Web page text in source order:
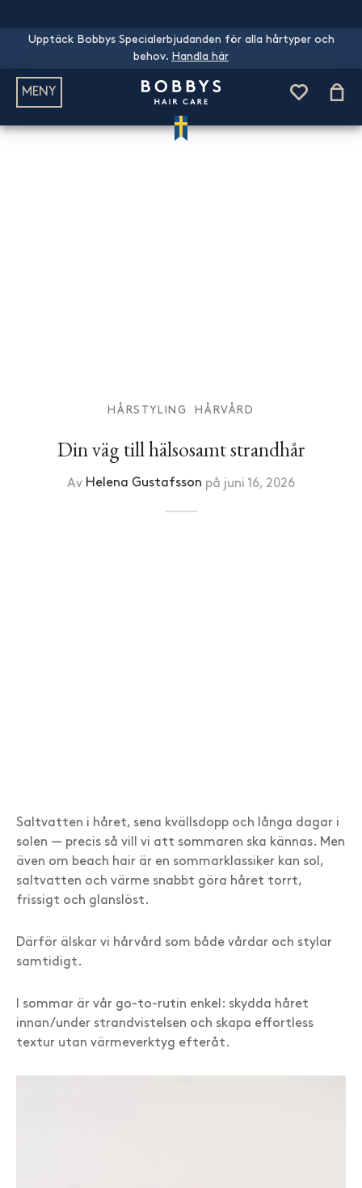
Upptäck Bobbys Specialerbjudanden för alla hårtyper och
behov. Handla här
MENY
HÅRSTYLING HÅRVÅRD
Din väg till hälsosamt strandhår
Av Helena Gustafsson på juni 16, 2026
Saltvatten i håret, sena kvällsdopp och långa dagar i
solen — precis så vill vi att sommaren ska kännas. Men
även om beach hair är en sommarklassiker kan sol,
saltvatten och värme snabbt göra håret torrt,
frissigt och glanslöst.
Därför älskar vi hårvård som både vårdar och stylar
samtidigt.
I sommar är vår go-to-rutin enkel: skydda håret
innan/under strandvistelsen och skapa effortless
textur utan värmeverktyg efteråt.